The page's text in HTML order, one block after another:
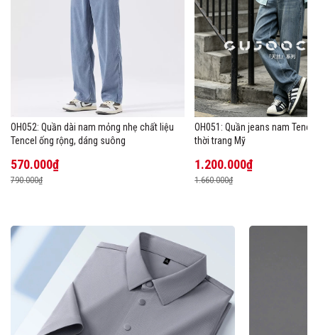
OH052: Quần dài nam mỏng nhẹ chất liệu
Tencel ống rộng, dáng suông
570.000₫
790.000₫
OH051: Quần jeans nam
thời trang Mỹ
1.200.000₫
1.660.000₫